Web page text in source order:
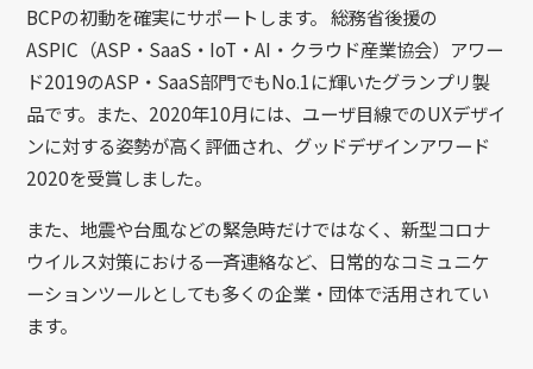
BCPの初動を確実にサポートします。 総務省後援の
ASPIC（ASP・SaaS・IoT・AI・クラウド産業協会）アワー
ド2019のASP・SaaS部⾨でもNo.1に輝いたグランプリ製
品です。また、2020年10⽉には、ユーザ⽬線でのUXデザイ
ンに対する姿勢が⾼く評価され、グッドデザインアワード
2020を受賞しました。
また、地震や台⾵などの緊急時だけではなく、新型コロナ
ウイルス対策における⼀⻫連絡など、⽇常的なコミュニケ
ーションツールとしても多くの企業・団体で活⽤されてい
ます。